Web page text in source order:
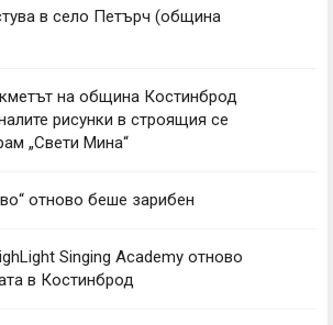
в село Петърч (община
на община Костинброд
рисунки в строящия се
„Свети Мина“
отново беше зарибен
Singing Academy отново
в Костинброд